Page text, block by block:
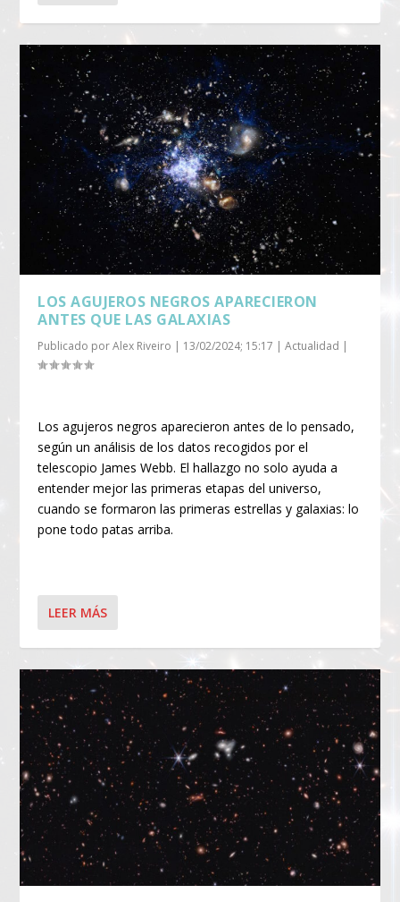
LOS AGUJEROS NEGROS APARECIERON
ANTES QUE LAS GALAXIAS
Publicado porAlex Riveiro | 13/02/2024; 15:17 |Actualidad |
Los agujeros negros aparecieron antes de lo pensado,
según un análisis de los datos recogidos por el
telescopio James Webb. El hallazgo no solo ayuda a
entender mejor las primeras etapas del universo,
cuando se formaron las primeras estrellas y galaxias: lo
pone todo patas arriba.
LEER MÁS